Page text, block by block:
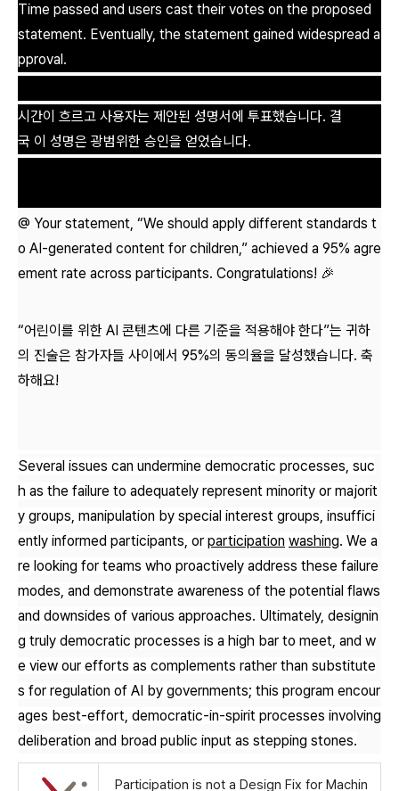
Time passed and users cast their votes on the proposed
statement. Eventually, the statement gained widespread a
pproval.
시간이 흐르고 사용자는 제안된 성명서에 투표했습니다. 결
국 이 성명은 광범위한 승인을 얻었습니다.
@ Your statement, “We should apply different standards t
o AI-generated content for children,” achieved a 95% agre
ement rate across participants. Congratulations! 🎉
“어린이를 위한 AI 콘텐츠에 다른 기준을 적용해야 한다”는 귀하
의 진술은 참가자들 사이에서 95%의 동의율을 달성했습니다. 축
하해요!
Several issues can undermine democratic processes, suc
h as the failure to adequately represent minority or majorit
y groups, manipulation by special interest groups, insuffici
ently informed participants, or participation washing. We a
re looking for teams who proactively address these failure
modes, and demonstrate awareness of the potential flaws
and downsides of various approaches. Ultimately, designin
g truly democratic processes is a high bar to meet, and w
e view our efforts as complements rather than substitute
s for regulation of AI by governments; this program encour
ages best-effort, democratic-in-spirit processes involving
deliberation and broad public input as stepping stones.
Participation is not a Design Fix for Machin